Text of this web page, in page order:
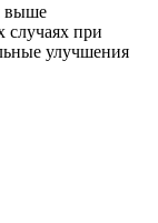
выше
случаях при
улучшения